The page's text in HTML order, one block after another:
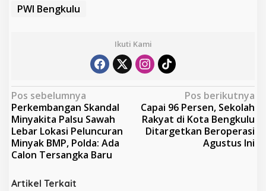
PWI Bengkulu
Ikuti Kami
N
a
v
i
g
a
Pos sebelumnya
Perkembangan Skandal
Minyakita Palsu Sawah
Lebar Lokasi Peluncuran
Minyak BMP, Polda: Ada
Calon Tersangka Baru
Pos berikutnya
Capai 96 Persen, Sekolah
Rakyat di Kota Bengkulu
Ditargetkan Beroperasi
Agustus Ini
Artikel Terkait